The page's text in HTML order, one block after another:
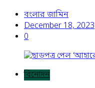
বংলার জামিন
December 18, 2023
0
বিনোদন